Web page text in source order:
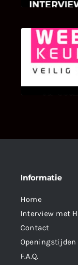
We zijn er
als klant
Informatie
Home
Interview met
Contact
Openingstijden
F.A.Q.